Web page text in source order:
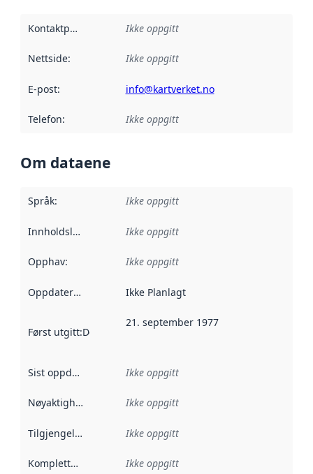
Kontaktpunkt Ikke oppgitt
Nettside: Ikke oppgitt
E-post: info@kartverket.no
Telefon: Ikke oppgitt
Om dataene
Språk: Ikke oppgitt
Innholdsleverandører :
Ikke oppgitt
Opphav: Ikke oppgitt
Oppdateringsfrekvens :
Ikke Planlagt
Først utgitt:Denne datoen sier når dataene i dette
21. september 1977
Sist oppdatert Ikke oppgitt
Nøyaktighet Ikke oppgitt
Tilgjengelighet Ikke oppgitt
Kompletthet Ikke oppgitt